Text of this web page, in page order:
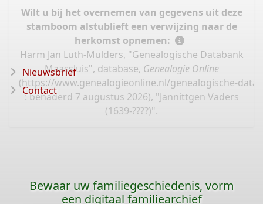
Wilt u bij het overnemen van gegevens uit deze
stamboom alstublieft een verwijzing naar de
herkomst opnemen:
Harm Jan Luth-Mulders, "Genealogische Databank
Maassluis", database, Genealogie Online
(https://www.genealogieonline.nl/genealogische-
: benaderd 7 augustus 2026), "Jannittgen Vaders
(1639-????)".
Nieuwsbrief
Contact
Bewaar uw familiegeschiedenis, vorm
een digitaal familiearchief